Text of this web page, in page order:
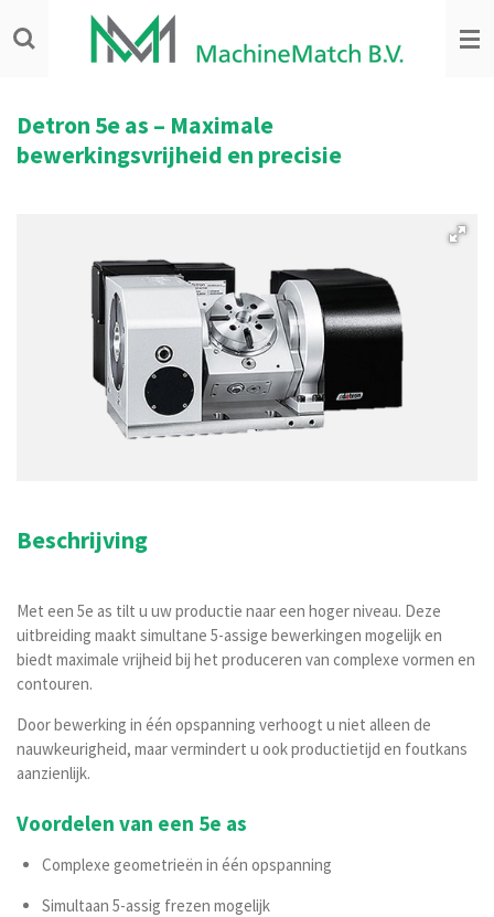
direct
hoofdinhoud
Detron 5e as – Maximale
bewerkingsvrijheid en precisie
Beschrijving
Met een 5e as tilt u uw productie naar een hoger niveau. Deze
uitbreiding maakt simultane 5-assige bewerkingen mogelijk en
biedt maximale vrijheid bij het produceren van complexe vormen en
contouren.
Door bewerking in één opspanning verhoogt u niet alleen de
nauwkeurigheid, maar vermindert u ook productietijd en foutkans
aanzienlijk.
Voordelen van een 5e as
Complexe geometrieën in één opspanning
Simultaan 5-assig frezen mogelijk